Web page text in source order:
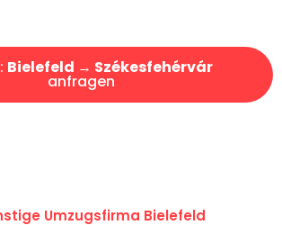
Bielefeld → Székesfehérvár
anfragen
Umzugsfirma Bielefeld